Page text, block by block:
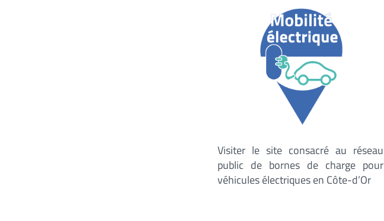
Visiter le site consacré au réseau
public de bornes de charge pour
véhicules électriques en Côte-d’Or